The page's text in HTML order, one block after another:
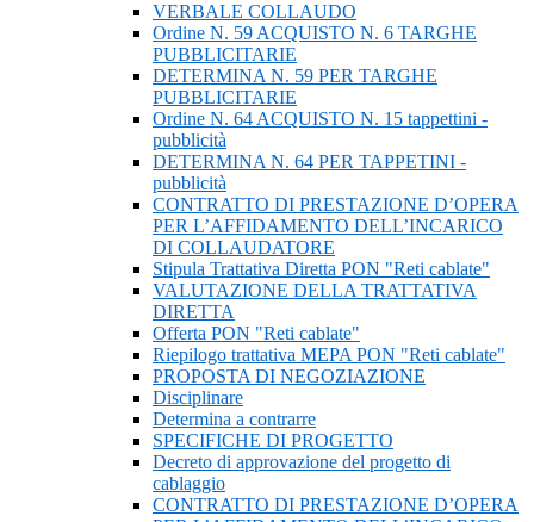
VERBALE COLLAUDO
Ordine N. 59 ACQUISTO N. 6 TARGHE
PUBBLICITARIE
DETERMINA N. 59 PER TARGHE
PUBBLICITARIE
Ordine N. 64 ACQUISTO N. 15 tappettini -
pubblicità
DETERMINA N. 64 PER TAPPETINI -
pubblicità
CONTRATTO DI PRESTAZIONE D’OPERA
PER L’AFFIDAMENTO DELL’INCARICO
DI COLLAUDATORE
Stipula Trattativa Diretta PON "Reti cablate"
VALUTAZIONE DELLA TRATTATIVA
DIRETTA
Offerta PON "Reti cablate"
Riepilogo trattativa MEPA PON "Reti cablate"
PROPOSTA DI NEGOZIAZIONE
Disciplinare
Determina a contrarre
SPECIFICHE DI PROGETTO
Decreto di approvazione del progetto di
cablaggio
CONTRATTO DI PRESTAZIONE D’OPERA